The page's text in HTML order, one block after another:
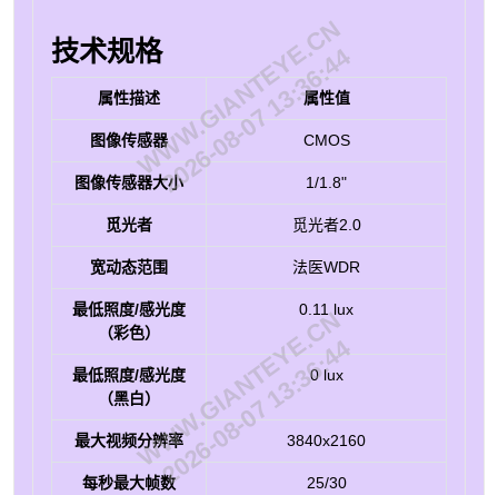
技术规格
属性描述 属性值
图像传感器 CMOS
图像传感器大小 1/1.8"
觅光者 觅光者2.0
宽动态范围 法医WDR
最低照度/感光度
（彩色）
0.11 lux
最低照度/感光度
（黑白）
0 lux
最大视频分辨率 3840x2160
每秒最大帧数 25/30
WWW.GIANTEYE.CN
2026-08-07 13:36:44
WWW.GIANTEYE.CN
2026-08-07 13:36:44